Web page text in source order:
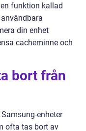
funktion kallad
din enhet
cacheminne och
bort från
enheter
ofta tas bort av